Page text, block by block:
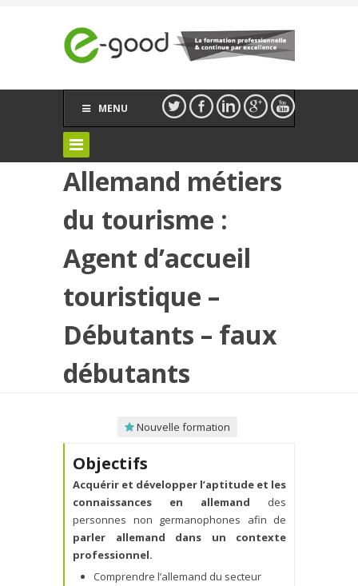
MENU
Allemand métiers
du tourisme :
Agent d’accueil
touristique –
Débutants – faux
débutants
Nouvelle formation
Objectifs
Acquérir et développer l’aptitude et les
connaissances en allemand des
personnes non germanophones afin de
parler allemand dans un contexte
professionnel.
Comprendre l’allemand du secteur